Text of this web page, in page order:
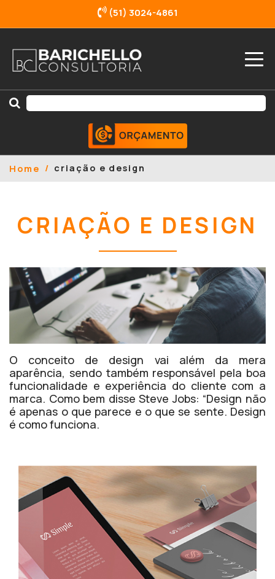
(51) 3024-4861
Home criação e design
CRIAÇÃO E DESIGN
O conceito de design vai além da mera
aparência, sendo também responsável pela boa
funcionalidade e experiência do cliente com a
marca. Como bem disse Steve Jobs: “Design não
é apenas o que parece e o que se sente. Design
é como funciona.